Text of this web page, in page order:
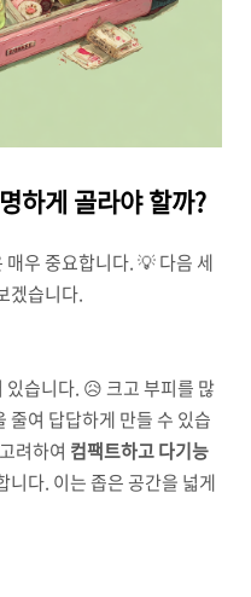
하게 골라야 할까?
우 중요합니다. 💡 다음 세
겠습니다.
습니다. 😥 크고 부피를 많
줄여 답답하게 만들 수 있습
려하여 컴팩트하고 다기능
니다. 이는 좁은 공간을 넓게